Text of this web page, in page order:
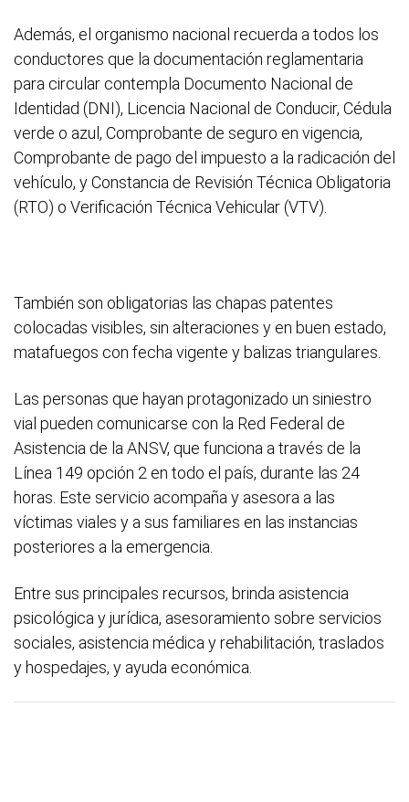
Además, el organismo nacional recuerda a todos los
conductores que la documentación reglamentaria
para circular contempla Documento Nacional de
Identidad (DNI), Licencia Nacional de Conducir, Cédula
verde o azul, Comprobante de seguro en vigencia,
Comprobante de pago del impuesto a la radicación del
vehículo, y Constancia de Revisión Técnica Obligatoria
(RTO) o Verificación Técnica Vehicular (VTV).
También son obligatorias las chapas patentes
colocadas visibles, sin alteraciones y en buen estado,
matafuegos con fecha vigente y balizas triangulares.
Las personas que hayan protagonizado un siniestro
vial pueden comunicarse con la Red Federal de
Asistencia de la ANSV, que funciona a través de la
Línea 149 opción 2 en todo el país, durante las 24
horas. Este servicio acompaña y asesora a las
víctimas viales y a sus familiares en las instancias
posteriores a la emergencia.
Entre sus principales recursos, brinda asistencia
psicológica y jurídica, asesoramiento sobre servicios
sociales, asistencia médica y rehabilitación, traslados
y hospedajes, y ayuda económica.